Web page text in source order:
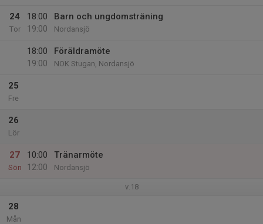
24
Tor
18:00
19:00
Barn och ungdomsträning
Nordansjö
18:00
19:00
Föräldramöte
NOK Stugan, Nordansjö
25
Fre
26
Lör
27
Sön
10:00
12:00
Tränarmöte
Nordansjö
v.18
28
Mån